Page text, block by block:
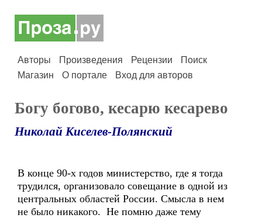
Авторы Произведения Рецензии
Поиск
Магазин
О портале Вход для авторов
Богу богово, кесарю кесарево
Николай Киселев-Полянский
В конце 90-х годов министерство, где я тогда
трудился, организовало совещание в одной из
центральных областей России. Смысла в нем
не было никакого. Не помню даже тему